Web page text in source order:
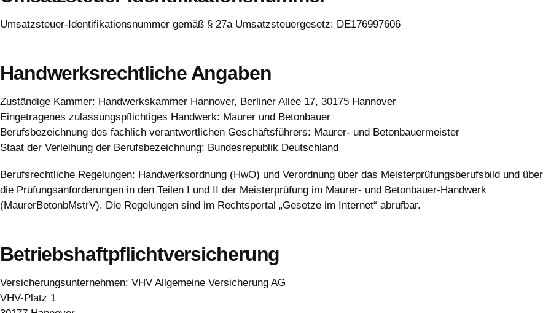
Umsatzsteuer-Identifikationsnummer gemäß § 27a Umsatzsteuergesetz: DE176997606
Handwerksrechtliche Angaben
Zuständige Kammer: Handwerkskammer Hannover, Berliner Allee 17, 30175 Hannover
Eingetragenes zulassungspflichtiges Handwerk: Maurer und Betonbauer
Berufsbezeichnung des fachlich verantwortlichen Geschäftsführers: Maurer- und Betonbauermeister
Staat der Verleihung der Berufsbezeichnung: Bundesrepublik Deutschland
Berufsrechtliche Regelungen: Handwerksordnung (HwO) und Verordnung über das Meisterprüfungsberufsbild und über
die Prüfungsanforderungen in den Teilen I und II der Meisterprüfung im Maurer- und Betonbauer-Handwerk
(MaurerBetonbMstrV). Die Regelungen sind im Rechtsportal „Gesetze im Internet“ abrufbar.
Betriebshaftpflichtversicherung
Versicherungsunternehmen: VHV Allgemeine Versicherung AG
VHV-Platz 1